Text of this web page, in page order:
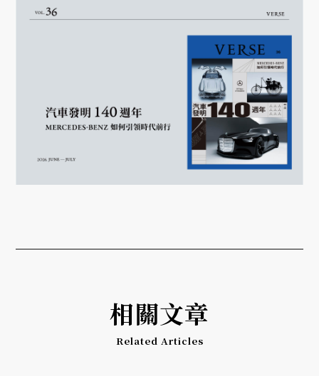
相關文章
Related Articles